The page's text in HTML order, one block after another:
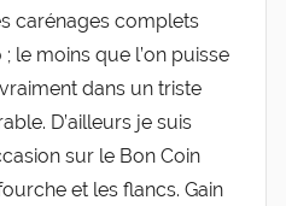
caré­nages com­plets
le moins que l’on puisse
dans un triste
D’ailleurs je suis
sur le Bon Coin
et les flancs. Gain